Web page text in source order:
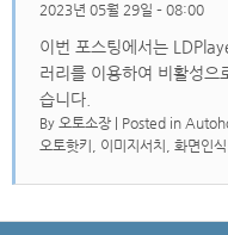
2023년 05월 29일 – 08:00
이번 포스팅에서는
러리를 이용하여 비활성으
습니다.
By 오토소장 Posted in
오토핫키
이미지서치 화면인식